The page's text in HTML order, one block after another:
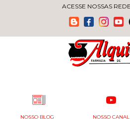
conteúdo
ACESSE NOSSAS
NOSSO BLOG NOSSO CANAL